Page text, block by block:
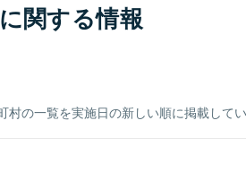
関する情報
村の一覧を実施日の新しい順に掲載してい